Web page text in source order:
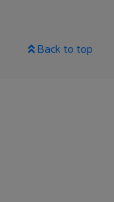
Back to top